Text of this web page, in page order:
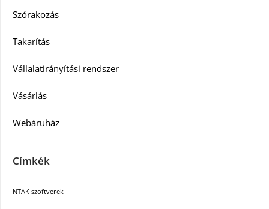
Szórakozás
Takarítás
Vállalatirányítási rendszer
Vásárlás
Webáruház
Címkék
NTAK szoftverek